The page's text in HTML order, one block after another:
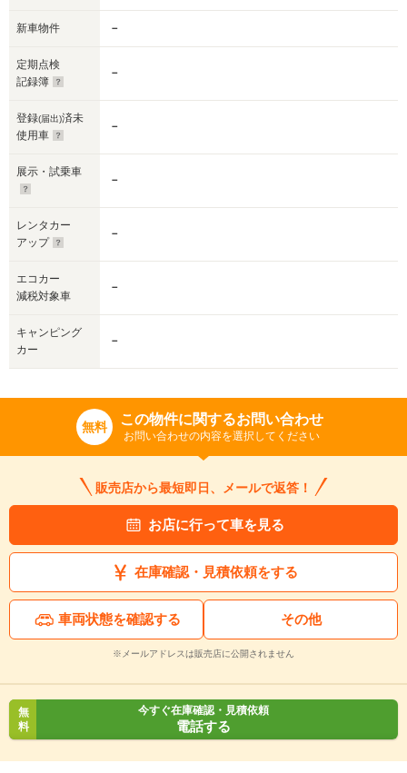
新車物件 －
定期点検
記録簿
－
登録(届出)済未
使用車
－
展示・試乗車
－
レンタカー
アップ
－
エコカー
減税対象車
－
キャンピング
カー
－
無料 この物件に関するお問い合わせ
お問い合わせの内容を選択してください
販売店から最短即日、メールで返答！
お店に行って車を見る
在庫確認・見積依頼をする
車両状態を確認する その他
※メールアドレスは販売店に公開されません
無
料
今すぐ在庫確認・見積依頼
電話する